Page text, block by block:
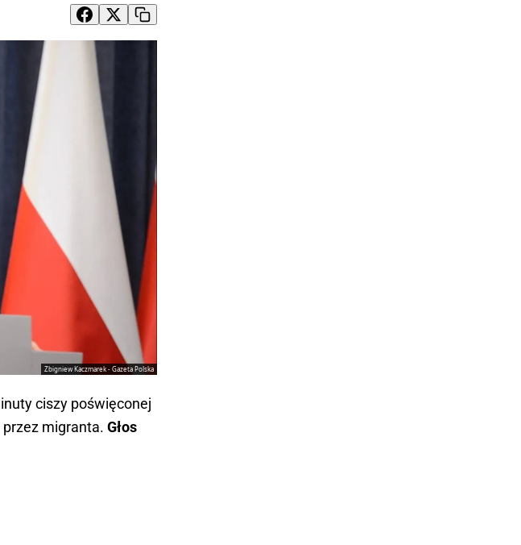
Zbigniew Kaczmarek - Gazeta Polska
ciszy poświęconej
migranta. Głos